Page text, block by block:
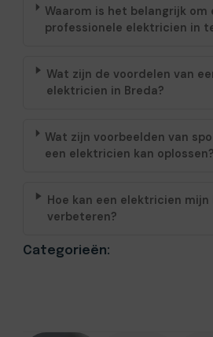
Waarom is het belangrijk om
professionele elektricien in
Wat zijn de voordelen van
elektricien in Breda?
Wat zijn voorbeelden van
een elektricien kan oplossen?
Hoe kan een elektricien
verbeteren?
Categorieën: